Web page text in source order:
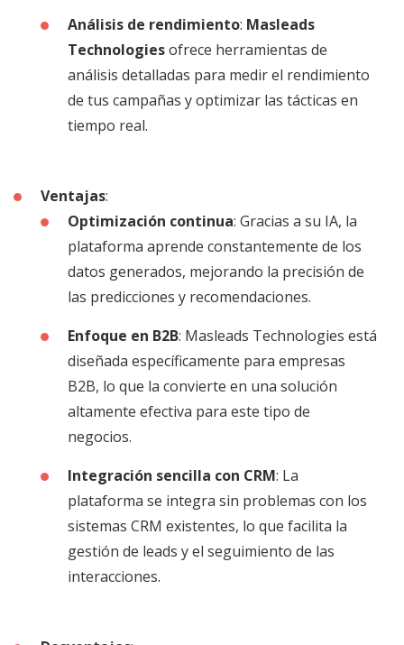
Análisis de rendimiento: Masleads
Technologiesofrece herramientas de
análisis detalladas para medir el rendimiento
de tus campañas y optimizar las tácticas en
tiempo real.
Ventajas:
Optimización continua: Gracias a su IA, la
plataforma aprende constantemente de los
datos generados, mejorando la precisión de
las predicciones y recomendaciones.
Enfoque en B2B: Masleads Technologies está
diseñada específicamente para empresas
B2B, lo que la convierte en una solución
altamente efectiva para este tipo de
negocios.
Integración sencilla con CRM: La
plataforma se integra sin problemas con los
sistemas CRM existentes, lo que facilita la
gestión de leads y el seguimiento de las
interacciones.